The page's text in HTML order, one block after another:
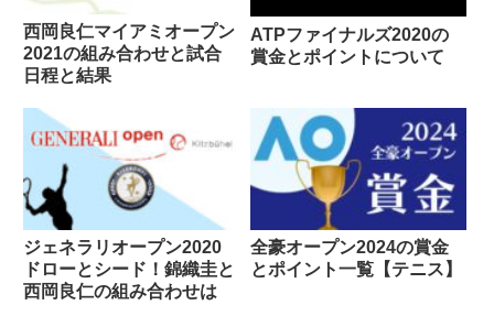
西岡良仁マイアミオープン
2021の組み合わせと試合
日程と結果
ATPファイナルズ2020の
賞金とポイントについて
ジェネラリオープン2020
ドローとシード！錦織圭と
西岡良仁の組み合わせは
全豪オープン2024の賞金
とポイント一覧【テニス】